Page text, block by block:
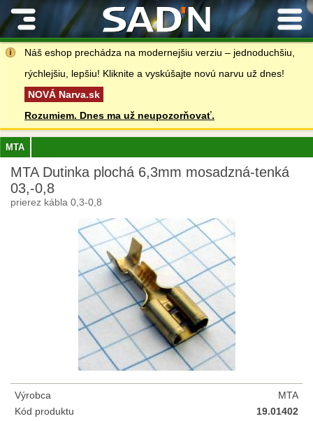
Náš eshop prechádza na modernejšiu verziu – jednoduchšiu,
rýchlejšiu, lepšiu! Kliknite a vyskúšajte novú narvu už dnes!
NOVÁ Narva.sk
Rozumiem. Dnes ma už neupozorňovať.
Kontakty
MTA
MTA Dutinka plochá 6,3mm mosadzná-tenká
03,-0,8
prierez kábla 0,3-0,8
Výrobca
MTA
Kód produktu
19.01402